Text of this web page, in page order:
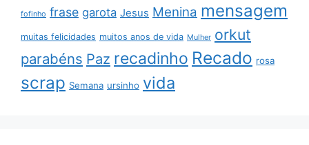
fofinho frase garota Jesus Menina mensagem
muitas felicidades muitos anos de vida Mulher orkut
parabéns Paz recadinho Recado rosa
scrap Semana ursinho vida